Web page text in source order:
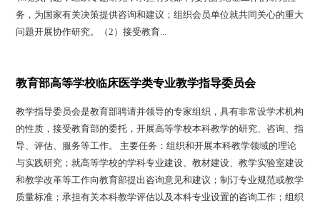
务，为国家有关决策提供咨询和建议；组织会员单位就共同关心的重大
问题开展协作研究。（2）接受教育...
教育部高等学校临床医学类专业教学指导委员会
教学指导委员会是教育部聘请并领导的专家组织，具有非常设学术机构
的性质，接受教育部的委托，开展高等学校本科教学的研究、咨询、指
导、评估、服务等工作。 主要任务：组织和开展本科教学领域的理论
与实践研究；就高等学校的学科专业建设、教材建设、教学实验室建设
和教学改革等工作向教育部提出咨询意见和建议；制订专业规范或教学
质量标准；承担有关本科教学评估以及本科专业设置的咨询工作；组织